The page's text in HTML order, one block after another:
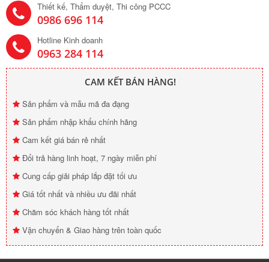
Thiết kế, Thẩm duyệt, Thi công PCCC
0986 696 114
Hotline Kinh doanh
0963 284 114
CAM KẾT BÁN HÀNG!
Sản phẩm và mẫu mã đa đạng
Sản phẩm nhập khẩu chính hãng
Cam kết giá bán rẻ nhất
Đổi trả hàng linh hoạt, 7 ngày miễn phí
Cung cấp giải pháp lắp đặt tối ưu
Giá tốt nhất và nhiều ưu đãi nhất
Chăm sóc khách hàng tốt nhất
Vận chuyển & Giao hàng trên toàn quốc